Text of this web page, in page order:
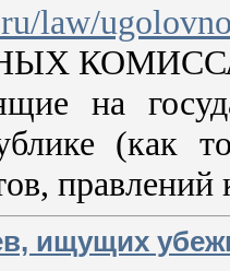
law/
на
(как
ищущих